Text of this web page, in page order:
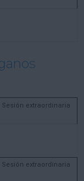
Sesión extraordinaria
Sesión extraordinaria